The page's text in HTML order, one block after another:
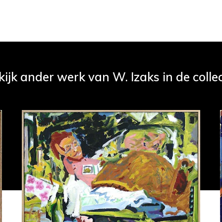
ander werk van W. Izaks in de